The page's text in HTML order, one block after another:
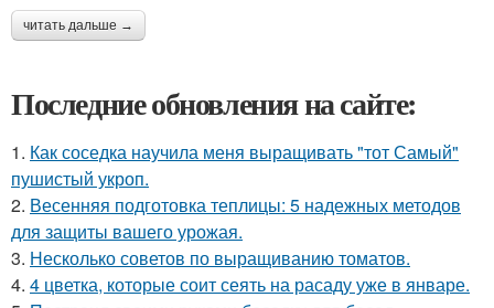
читать дальше →
Последние обновления на сайте:
1. Как соседка научила меня выращивать "тот Самый"
пушистый укроп.
2. Весенняя подготовка теплицы: 5 надежных методов
для защиты вашего урожая.
3. Несколько советов по выращиванию томатов.
4. 4 цветка, которые соит сеять на расаду уже в январе.